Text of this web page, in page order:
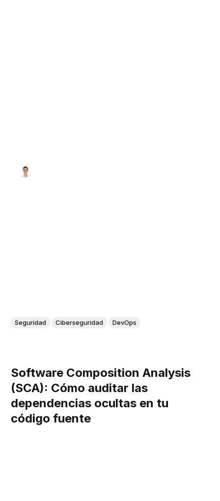
Seguridad Ciberseguridad DevOps
Software Composition Analysis
(SCA): Cómo auditar las
dependencias ocultas en tu
código fuente